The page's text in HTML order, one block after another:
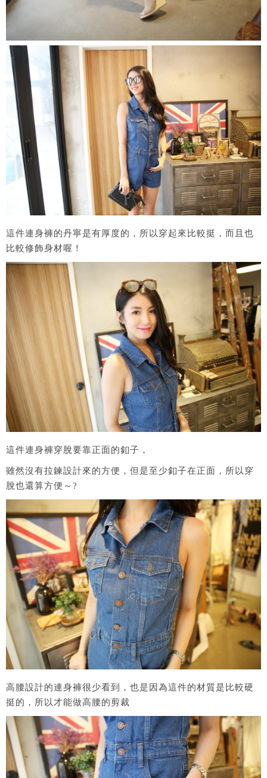
這件連身褲的丹寧是有厚度的，所以穿起來比較挺，而且也
比較修飾身材喔！
這件連身褲穿脫要靠正面的釦子，
雖然沒有拉鍊設計來的方便，但是至少釦子在正面，所以穿
脫也還算方便～?
高腰設計的連身褲很少看到，也是因為這件的材質是比較硬
挺的，所以才能做高腰的剪裁